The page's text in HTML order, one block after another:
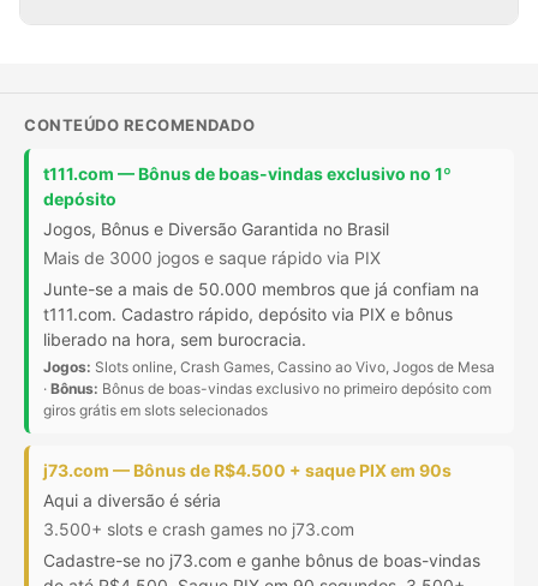
CONTEÚDO RECOMENDADO
t111.com — Bônus de boas-vindas exclusivo no 1º
depósito
Jogos, Bônus e Diversão Garantida no Brasil
Mais de 3000 jogos e saque rápido via PIX
Junte-se a mais de 50.000 membros que já confiam na
t111.com. Cadastro rápido, depósito via PIX e bônus
liberado na hora, sem burocracia.
Jogos: Slots online, Crash Games, Cassino ao Vivo, Jogos de Mesa
· Bônus: Bônus de boas-vindas exclusivo no primeiro depósito com
giros grátis em slots selecionados
j73.com — Bônus de R$4.500 + saque PIX em 90s
Aqui a diversão é séria
3.500+ slots e crash games no j73.com
Cadastre-se no j73.com e ganhe bônus de boas-vindas